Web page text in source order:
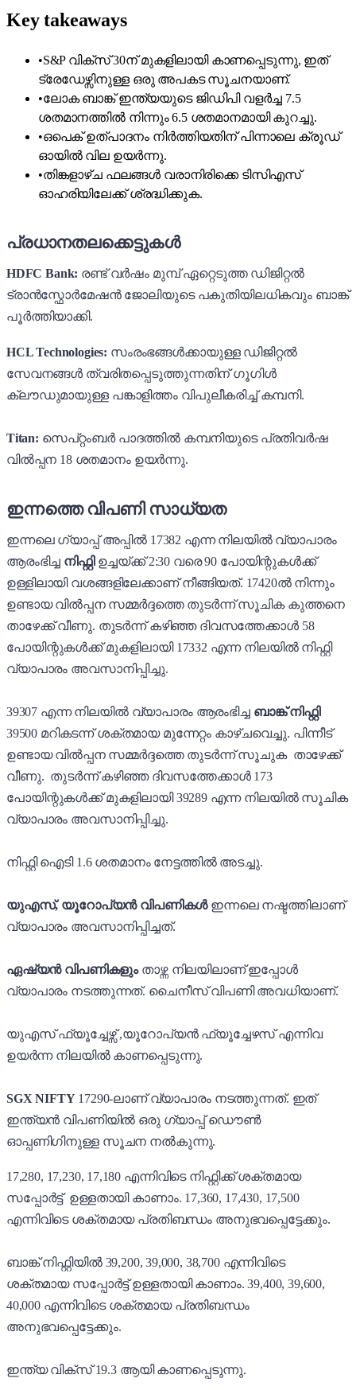
Key takeaways
•S&P വിക്സ് 30ന് മുകളിലായി കാണപ്പെടുന്നു, ഇത്
ട്രേഡേഴ്സിനുള്ള ഒരു അപകട സൂചനയാണ്.
•ലോക ബാങ്ക് ഇന്ത്യയുടെ ജിഡിപി വളർച്ച 7.5
ശതമാനത്തിൽ നിന്നും 6.5 ശതമാനമായി കുറച്ചു.
•ഒപെക് ഉത്പാദനം നിർത്തിയതിന് പിന്നാലെ ക്രൂഡ്
ഓയിൽ വില ഉയർന്നു.
•തിങ്കളാഴ്ച ഫലങ്ങൾ വരാനിരിക്കെ ടിസിഎസ്
ഓഹരിയിലേക്ക് ശ്രദ്ധിക്കുക.
പ്രധാനതലക്കെട്ടുകൾ
HDFC Bank: രണ്ട് വർഷം മുമ്പ് ഏറ്റെടുത്ത ഡിജിറ്റൽ
ട്രാൻസ്ഫോർമേഷൻ ജോലിയുടെ പകുതിയിലധികവും ബാങ്ക്
പൂർത്തിയാക്കി.
HCL Technologies: സംരംഭങ്ങൾക്കായുള്ള ഡിജിറ്റൽ
സേവനങ്ങൾ ത്വരിതപ്പെടുത്തുന്നതിന് ഗൂഗിൾ
ക്ലൗഡുമായുള്ള പങ്കാളിത്തം വിപുലീകരിച്ച് കമ്പനി.
Titan: സെപ്റ്റംബർ പാദത്തിൽ കമ്പനിയുടെ പ്രതിവർഷ
വിൽപ്പന 18 ശതമാനം ഉയർന്നു.
ഇന്നത്തെ വിപണി സാധ്യത
ഇന്നലെ ഗ്യാപ്പ് അപ്പിൽ 17382 എന്ന നിലയിൽ വ്യാപാരം
ആരംഭിച്ച നിഫ്റ്റി ഉച്ചയ്ക്ക് 2:30 വരെ 90 പോയിന്റുകൾക്ക്
ഉള്ളിലായി വശങ്ങളിലേക്കാണ് നീങ്ങിയത്. 17420ൽ നിന്നും
ഉണ്ടായ വിൽപ്പന സമ്മർദ്ദത്തെ തുടർന്ന് സൂചിക കുത്തനെ
താഴേക്ക് വീണു. തുടർന്ന് കഴിഞ്ഞ ദിവസത്തേക്കാൾ 58
പോയിന്റുകൾക്ക് മുകളിലായി 17332 എന്ന നിലയിൽ നിഫ്റ്റി
വ്യാപാരം അവസാനിപ്പിച്ചു.
39307 എന്ന നിലയിൽ വ്യാപാരം ആരംഭിച്ച ബാങ്ക് നിഫ്റ്റി
39500 മറികടന്ന് ശക്തമായ മുന്നേറ്റം കാഴ്ചവെച്ചു. പിന്നീട്
ഉണ്ടായ വിൽപ്പന സമ്മർദ്ദത്തെ തുടർന്ന് സൂചുക താഴേക്ക്
വീണു. തുടർന്ന് കഴിഞ്ഞ ദിവസത്തേക്കാൾ 173
പോയിന്റുകൾക്ക് മുകളിലായി 39289 എന്ന നിലയിൽ സൂചിക
വ്യാപാരം അവസാനിപ്പിച്ചു.
നിഫ്റ്റി ഐടി 1.6 ശതമാനം നേട്ടത്തിൽ അടച്ചു.
യുഎസ്, യൂറോപ്യൻ വിപണികൾ ഇന്നലെ നഷ്ടത്തിലാണ്
വ്യാപാരം അവസാനിപ്പിച്ചത്.
ഏഷ്യൻ വിപണികളും താഴ്ന്ന നിലയിലാണ് ഇപ്പോൾ
വ്യാപാരം നടത്തുന്നത്. ചൈനീസ് വിപണി അവധിയാണ്.
യുഎസ് ഫ്യൂച്ചേഴ്സ് ,യൂറോപ്യൻ ഫ്യൂച്ചേഴസ് എന്നിവ
ഉയർന്ന നിലയിൽ കാണപ്പെടുന്നു.
SGX NIFTY17290-ലാണ് വ്യാപാരം നടത്തുന്നത്. ഇത്
ഇന്ത്യൻ വിപണിയിൽ ഒരു ഗ്യാപ്പ് ഡൌൺ
ഓപ്പണിഗിനുള്ള സൂചന നൽകുന്നു.
17,280, 17,230, 17,180 എന്നിവിടെ നിഫ്റ്റിക്ക് ശക്തമായ
സപ്പോർട്ട് ഉള്ളതായി കാണാം. 17,360, 17,430, 17,500
എന്നിവിടെ ശക്തമായ പ്രതിബന്ധം അനുഭവപ്പെട്ടേക്കും.
ബാങ്ക് നിഫ്റ്റിയിൽ 39,200, 39,000, 38,700 എന്നിവിടെ
ശക്തമായ സപ്പോർട്ട് ഉള്ളതായി കാണാം. 39,400, 39,600,
40,000 എന്നിവിടെ ശക്തമായ പ്രതിബന്ധം
അനുഭവപ്പെട്ടേക്കും.
ഇന്ത്യ വിക്സ് 19.3 ആയി കാണപ്പെടുന്നു.